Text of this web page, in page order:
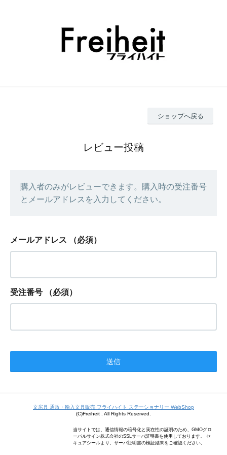
ショップへ戻る
レビュー投稿
購入者のみがレビューできます。購入時の受注番号
とメールアドレスを入力してください。
メールアドレス （必須）
受注番号 （必須）
文房具 通販・輸入文具販売 フライハイト ステーショナリー WebShop
(C)Freiheit . All Rights Reserved.
当サイトでは、通信情報の暗号化と実在性の証明のため、GMOグロ
ーバルサイン株式会社のSSLサーバ証明書を使用しております。 セ
キュアシールより、サーバ証明書の検証結果をご確認ください。